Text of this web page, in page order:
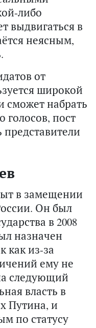
либо
выдвигаться в
неясным,
от
широкой
сможет набрать
голосов, пост
представители
в замещении
Он был
в 2008
назначен
как из-за
ему не
следующий
власть в
Путина, и
по статусу